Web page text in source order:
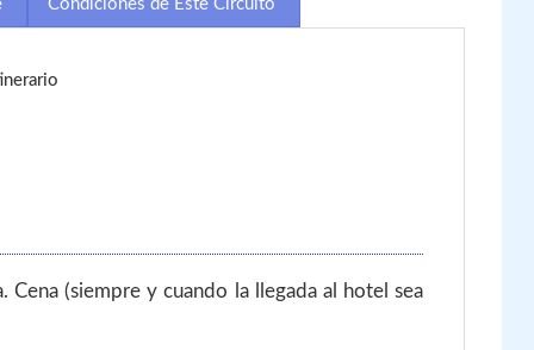
Condiciones de Este Circuito
(siempre y cuando la llegada al hotel sea